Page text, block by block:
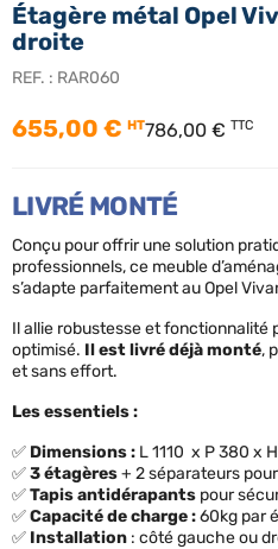
Étagère métal Opel
droite
REF. : RAR060
655,00 € HT786,00 € TTC
LIVRÉ MONTÉ
Conçu pour offrir une solution
professionnels, ce meuble
s’adapte parfaitement au Opel
Il allie robustesse et fonctionnalité
optimisé. Il est livré déjà monté,
et sans effort.
Les essentiels :
✅ Dimensions: L 1110 x P 380 x
✅3 étagères+ 2 séparateurs
✅Tapis antidérapants pour
✅Capacité de charge:60kg par
✅ Installation : côté gauche ou